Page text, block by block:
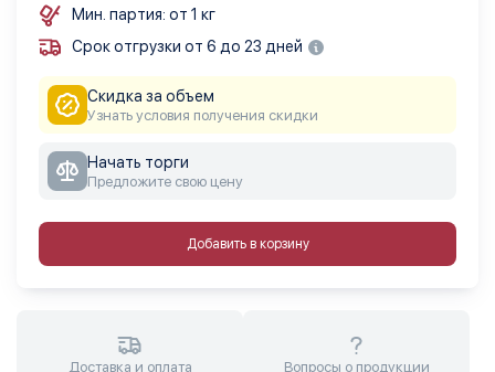
Мин. партия: от 1 кг
Срок отгрузки от 6 до 23 дней
Скидка за объем
Узнать условия получения скидки
Начать торги
Предложите свою цену
Добавить в корзину
Доставка и оплата Вопросы о продукции